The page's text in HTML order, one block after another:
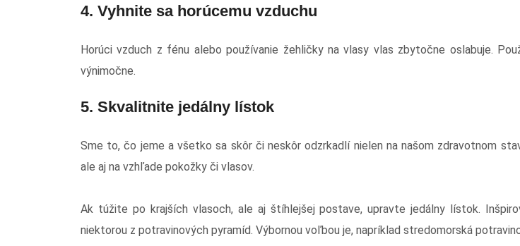
4. Vyhnite sa horúcemu vzduchu
Horúci vzduch z fénu alebo používanie žehličky na vlasy vlas zbytočne oslabuje.
výnimočne.
5. Skvalitnite jedálny lístok
Sme to, čo jeme a všetko sa skôr či neskôr odzrkadlí nielen na našom zdravotnom
ale aj na vzhľade pokožky či vlasov.
Ak túžite po krajších vlasoch, ale aj štíhlejšej postave, upravte jedálny lístok.
niektorou z potravinových pyramíd. Výbornou voľbou je, napríklad stredomorská